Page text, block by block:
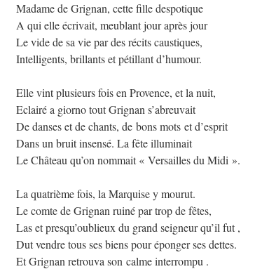
Madame de Grignan, cette fille despotique
A qui elle écrivait, meublant jour après jour
Le vide de sa vie par des récits caustiques,
Intelligents, brillants et pétillant d’humour.
Elle vint plusieurs fois en Provence, et la nuit,
Eclairé a giorno tout Grignan s’abreuvait
De danses et de chants, de bons mots et d’esprit
Dans un bruit insensé. La fête illuminait
Le Château qu’on nommait « Versailles du Midi ».
La quatrième fois, la Marquise y mourut.
Le comte de Grignan ruiné par trop de fêtes,
Las et presqu’oublieux du grand seigneur qu’il fut ,
Dut vendre tous ses biens pour éponger ses dettes.
Et Grignan retrouva son calme interrompu .